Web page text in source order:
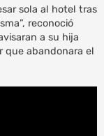
sola al hotel tras
reconoció
a su hija
que abandonara el